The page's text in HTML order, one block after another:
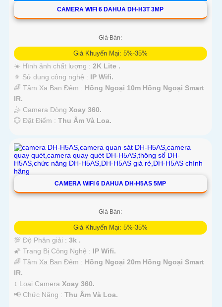
CAMERA WIFI 6 DAHUA DH-H3T 3MP
Giá Bán:
Giá Khuyến Mại: 5%-35%
☀️ Hình ảnh chất lượng : 2K Lite .
⚜️ Sử dụng công nghệ : IP Wifi.
🌈 Tầm Xa Ban Đêm : Hồng Ngoại 10m Hồng Ngoại Smart
IR.
🤹 Camera Dòng Xoay 360.
️💮 Đặt Điểm : Thu Âm Và Loa.
CAMERA WIFI 6 DAHUA DH-H5AS 5MP
Giá Bán:
Giá Khuyến Mại: 5%-35%
💯 Độ Phân giải : 3k .
🌠 Trang Bị Công Nghệ : IP Wifi.
🌈 Tầm Xa Ban Đêm : Hồng Ngoại 20m Hồng Ngoại Smart
IR.
↕️ Loại Camera Xoay 360.
️📢 Chức Năng : Thu Âm Và Loa.